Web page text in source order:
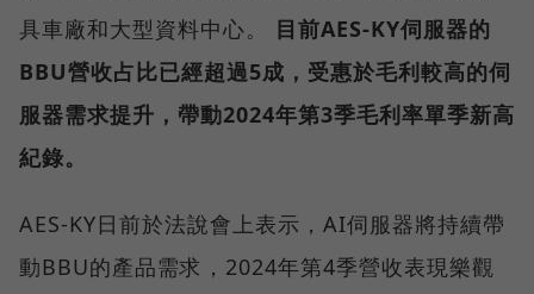
具車廠和大型資料中心。 目前AES-KY伺服器的
BBU營收占比已經超過5成，受惠於毛利較高的伺
服器需求提升，帶動2024年第3季毛利率單季新高
紀錄。
AES-KY日前於法說會上表示，AI伺服器將持續帶
動BBU的產品需求，2024年第4季營收表現樂觀